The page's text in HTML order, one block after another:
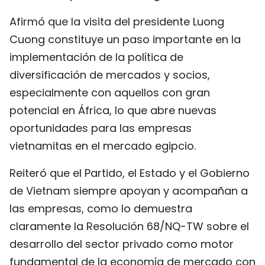
Afirmó que la visita del presidente Luong
Cuong constituye un paso importante en la
implementación de la política de
diversificación de mercados y socios,
especialmente con aquellos con gran
potencial en África, lo que abre nuevas
oportunidades para las empresas
vietnamitas en el mercado egipcio.
Reiteró que el Partido, el Estado y el Gobierno
de Vietnam siempre apoyan y acompañan a
las empresas, como lo demuestra
claramente la Resolución 68/NQ-TW sobre el
desarrollo del sector privado como motor
fundamental de la economía de mercado con